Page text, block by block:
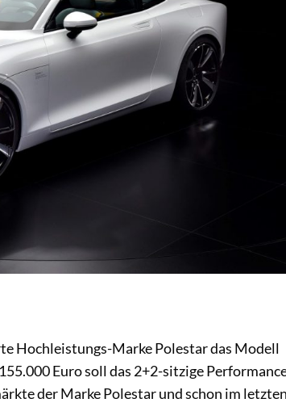
Hochleistungs-Marke Polestar das Modell
Euro soll das 2+2-sitzige
der Marke Polestar und schon im letzten